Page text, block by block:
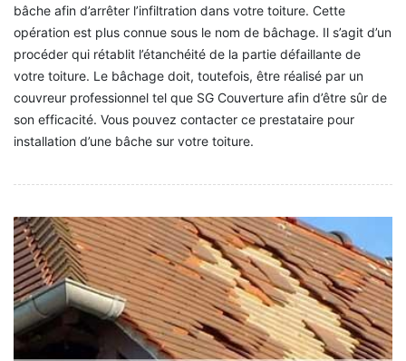
bâche afin d’arrêter l’infiltration dans votre toiture. Cette
opération est plus connue sous le nom de bâchage. Il s’agit d’un
procéder qui rétablit l’étanchéité de la partie défaillante de
votre toiture. Le bâchage doit, toutefois, être réalisé par un
couvreur professionnel tel que SG Couverture afin d’être sûr de
son efficacité. Vous pouvez contacter ce prestataire pour
installation d’une bâche sur votre toiture.